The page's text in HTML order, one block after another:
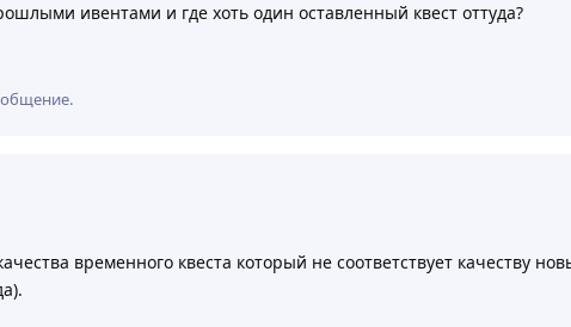
ивентами и где хоть один оставленный квест оттуда?
временного квеста который не соответствует качеству